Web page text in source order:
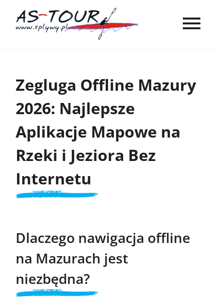
Zegluga Offline Mazury
2026: Najlepsze
Aplikacje Mapowe na
Rzeki i Jeziora Bez
Internetu
Dlaczego nawigacja offline
na Mazurach jest
niezbędna?